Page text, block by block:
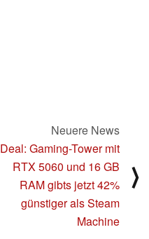
Neuere News
Deal: Gaming-Tower mit
RTX 5060 und 16 GB
RAM gibts jetzt 42%
günstiger als Steam
Machine
⟩